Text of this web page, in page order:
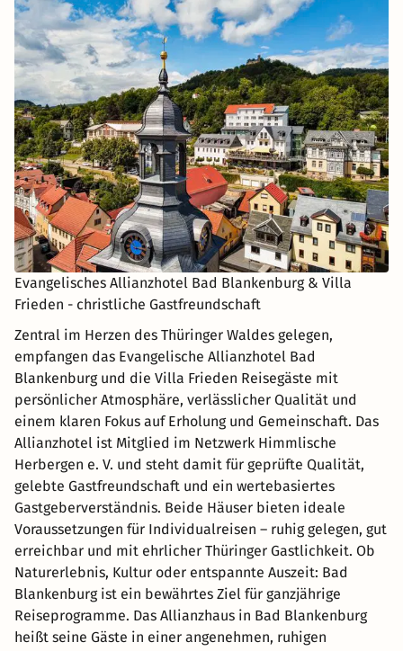
Evangelisches Allianzhotel Bad Blankenburg & Villa
Frieden - christliche Gastfreundschaft
Zentral im Herzen des Thüringer Waldes gelegen,
empfangen das Evangelische Allianzhotel Bad
Blankenburg und die Villa Frieden Reisegäste mit
persönlicher Atmosphäre, verlässlicher Qualität und
einem klaren Fokus auf Erholung und Gemeinschaft. Das
Allianzhotel ist Mitglied im Netzwerk Himmlische
Herbergen e. V. und steht damit für geprüfte Qualität,
gelebte Gastfreundschaft und ein wertebasiertes
Gastgeberverständnis. Beide Häuser bieten ideale
Voraussetzungen für Individualreisen – ruhig gelegen, gut
erreichbar und mit ehrlicher Thüringer Gastlichkeit. Ob
Naturerlebnis, Kultur oder entspannte Auszeit: Bad
Blankenburg ist ein bewährtes Ziel für ganzjährige
Reiseprogramme. Das Allianzhaus in Bad Blankenburg
heißt seine Gäste in einer angenehmen, ruhigen